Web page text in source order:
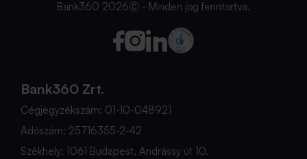
Bank360 2026Ⓒ - Minden jog fenntartva.
Bank360 Zrt.
Cégjegyzékszám: 01-10-048921
Adószám: 25716355-2-42
Székhely: 1061 Budapest, Andrássy út 10.